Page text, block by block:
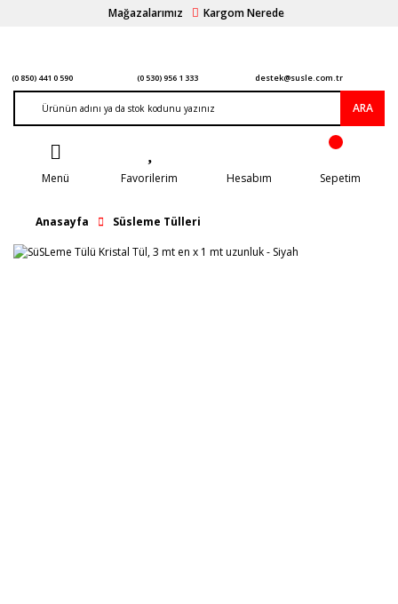
Mağazalarımız Kargom Nerede
(0 850) 441 0 590 (0 530) 956 1 333 destek@susle.com.tr
ARA
Menü Favorilerim Hesabım Sepetim
Anasayfa Süsleme Tülleri